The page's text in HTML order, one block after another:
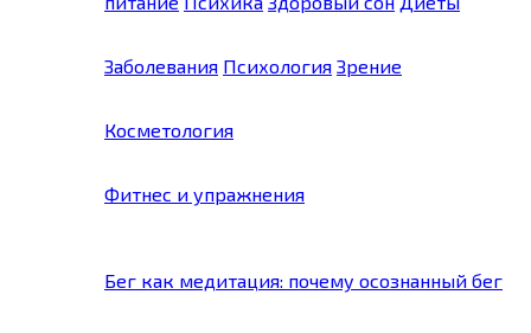
Заболевания Психология Зрение
Косметология
Фитнес и упражнения
Бег как медитация: почему осознанный бег